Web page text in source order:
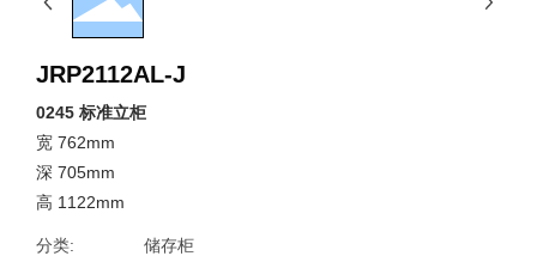
JRP2112AL-J
0245 标准立柜
宽 762mm
深 705mm
高 1122mm
分类:
储存柜